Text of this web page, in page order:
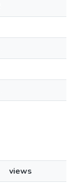
views